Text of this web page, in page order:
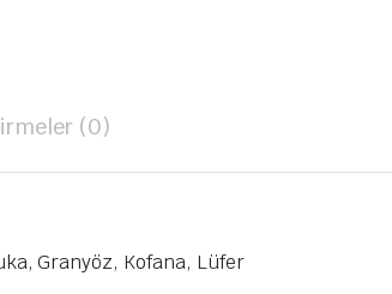
(0)
Granyöz, Kofana, Lüfer